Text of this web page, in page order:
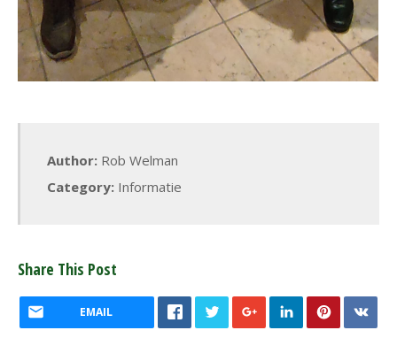
Author: Rob Welman
Category: Informatie
Share This Post
EMAIL